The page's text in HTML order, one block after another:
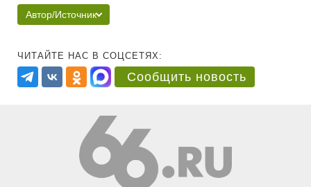
Автор/Источник
ЧИТАЙТЕ НАС В СОЦСЕТЯХ:
Сообщить новость